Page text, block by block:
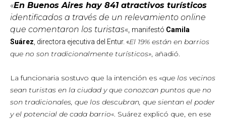
«En Buenos Aires hay 841 atractivos turísticos
identificados a través de un relevamiento online
que comentaron los turistas«, manifestó Camila
Suárez, directora ejecutiva del Entur. «El 19% están en barrios
que no son tradicionalmente turísticos», añadió.
La funcionaria sostuvo que la intención es «que los vecinos
sean turistas en la ciudad y que conozcan puntos que no
son tradicionales, que los descubran, que sientan el poder
y el potencial de cada barrio«. Suárez explicó que, en ese